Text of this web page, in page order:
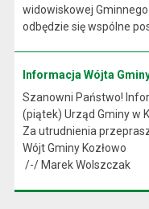
widowiskowej
odbędzie się wspólne
Informacja Wójta
Szanowni Państwo!
(piątek) Urząd Gminy w
Za utrudnienia
Wójt Gminy Kozłowo
/-/ Marek Wolszczak